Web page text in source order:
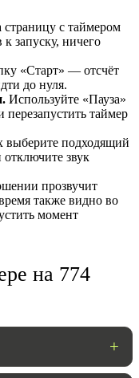
страницу с таймером
запуску, ничего
«Старт» — отсчёт
до нуля.
Используйте «Пауза»
таймер
выберите подходящий
отключите звук
прозвучит
также видно во
момент
на 774